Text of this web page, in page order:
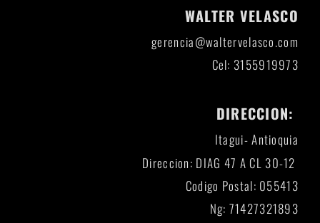
WALTER VELASCO
gerencia@waltervelasco.com
Cel: 3155919973
DIRECCION:
Itagui- Antioquia
Direccion: DIAG 47 A CL 30-12
Codigo Postal: 055413
Ng: 71427321893